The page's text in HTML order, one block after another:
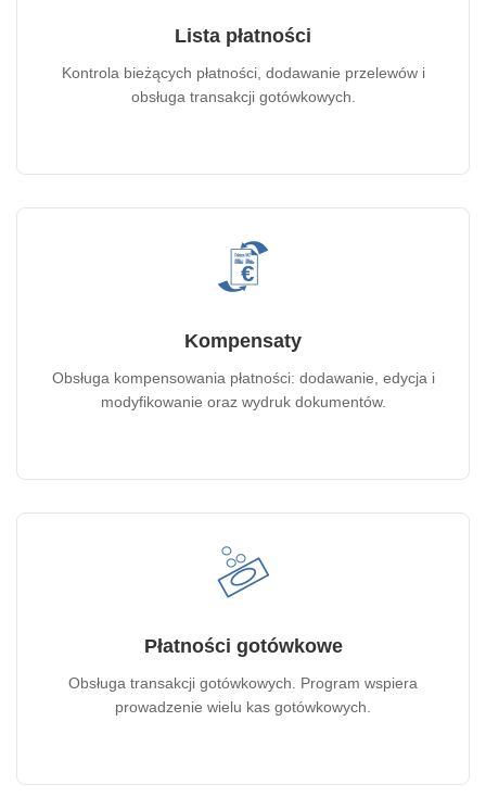
Lista płatności
Kontrola bieżących płatności, dodawanie przelewów i
obsługa transakcji gotówkowych.
Kompensaty
Obsługa kompensowania płatności: dodawanie, edycja i
modyfikowanie oraz wydruk dokumentów.
Płatności gotówkowe
Obsługa transakcji gotówkowych. Program wspiera
prowadzenie wielu kas gotówkowych.